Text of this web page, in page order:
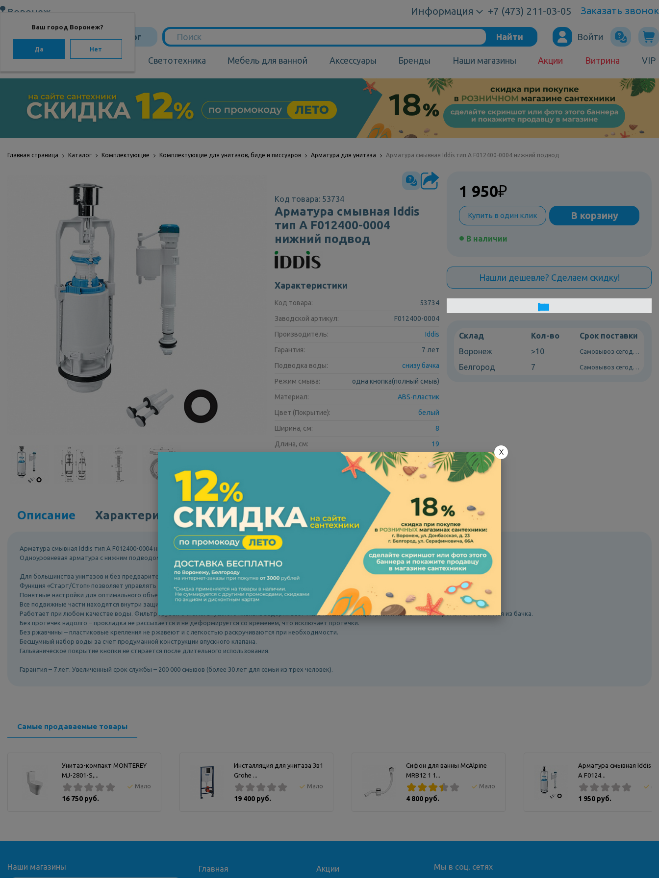
Воронеж
Ваш город Воронеж?
Да Нет
Информация +7 (473) 211-03-05 Заказать звонок
Каталог
Сантехника
Мебель для ванной
Мебель из бамбука
Аксессуары для
Комплектующие
Найти
Сантехника Светотехника Мебель для ванной Аксессуары Бренды Наши магазины Акции Витрина VIP
Войти
Главная страница Каталог Комплектующие Комплектующие для унитазов, биде и писсуаров Арматура для унитаза Арматура смывная Iddis тип А F012400-0004 нижний подвод
Код товара: 53734
Арматура смывная Iddis
тип А F012400-0004
нижний подвод
Характеристики
Код товара:
53734
Заводской артикул:
F012400-0004
Производитель:
Iddis
Гарантия:
7 лет
Подводка воды:
снизу бачка
Режим смыва:
одна кнопка(полный смыв)
Материал:
ABS-пластик
Цвет (Покрытие):
белый
Ширина, см:
8
Длина, см:
19
32
механическая кнопка
1 950₽
Купить в один клик В корзину
В наличии
Нашли дешевле? Сделаем скидку!
Склад Кол-во
Срок поставки
Воронеж
>10
Белгород 7
Описание Характеристики
Арматура смывная Iddis тип А F012400-0004 нижний подвод
Одноуровневая арматура с нижним подводом воды (тип А) с круглой силиконовой прокладкой. Абсолютный лидер продаж в своем ценовом сегменте.
Для большинства унитазов и без предварительных замеров. Подойдет для бачков высотой 320-420 мм, то есть практически для всех унитазов.
Функция «Старт/Стоп» позволяет управлять расходом воды при смыве и экономить.
Понятные настройки для оптимального объема смыва.
Все подвижные части находятся внутри защитного корпуса и изготовлены из высококачественного ABS-пластика.
Работает при любом качестве воды. Фильтр грубой очистки впускного клапана задерживает мельчайшие частицы грязи и песка. Можно промыть, не вынимая из бачка.
Без протечек надолго – прокладка не рассыхается и не деформируется со временем, что исключает протечки.
Без ржавчины – пластиковые крепления не ржавеют и с легкостью раскручиваются при необходимости.
Бесшумный набор воды за счет продуманной конструкции впускного клапана.
Гальваническое покрытие кнопки не стирается после длительного использования.
Гарантия – 7 лет. Увеличенный срок службы – 200 000 смывов (более 30 лет для семьи из трех человек).
Самые продаваемые товары
Унитаз-компакт MONTEREY
MJ-2801-S,...
Мало
16 750 руб.
Инсталляция для унитаза 3в1
Grohe ...
Мало
19 400 руб.
Сифон для ванны McAlpine
MRB12 1 1...
Мало
4 800 руб.
Арматура смывная Iddis
А F0124...
1 950 руб.
Наши магазины Главная Акции Мы в соц. сетях
X